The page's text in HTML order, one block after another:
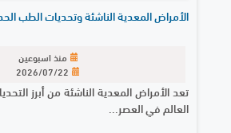
الأمراض المعدية الناشئة وتحديات الطب
منذ اسبوعين
تعد الأمراض المعدية الناشئة من أبرز
العالم في العصر...